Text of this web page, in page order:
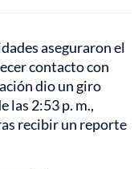
aseguraron el
contacto con
dio un giro
las 2:53 p. m.,
recibir un reporte